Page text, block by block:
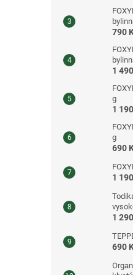
790
1
g
1
g
690
1
1
690